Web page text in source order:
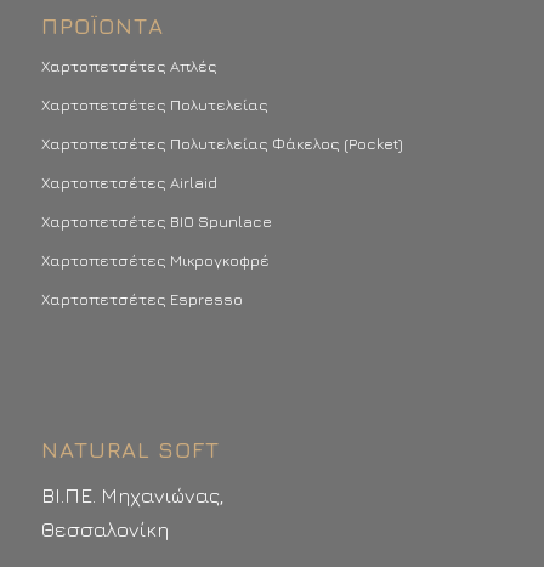
ΠΡΟΪΌΝΤΑ
Χαρτοπετσέτες Απλές
Χαρτοπετσέτες Πολυτελείας
Χαρτοπετσέτες Πολυτελείας Φάκελος (Pocket)
Χαρτοπετσέτες Airlaid
Χαρτοπετσέτες BIO Spunlace
Χαρτοπετσέτες Μικρογκοφρέ
Χαρτοπετσέτες Espresso
NATURAL SOFT
ΒΙ.ΠΕ. Μηχανιώνας,
Θεσσαλονίκη